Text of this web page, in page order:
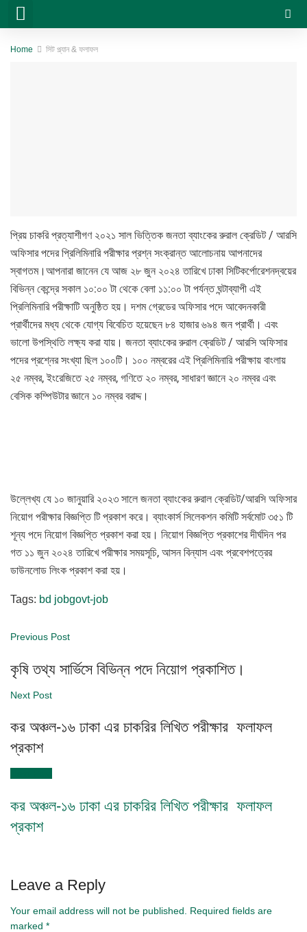
Home সিট প্ল্যান & ফলাফল
প্রিয় চাকরি প্রত্যাশীগণ ২০২১ সাল ভিত্তিক জনতা ব্যাংকের রুরাল ক্রেডিট / আরসি
অফিসার পদের প্রিলিমিনারি পরীক্ষার প্রশ্ন সংক্রান্ত আলোচনায় আপনাদের
স্বাগতম।আপনারা জানেন যে আজ ২৮ জুন ২০২৪ তারিখে ঢাকা সিটিকর্পোরেশনদ্বয়ের
বিভিন্ন কেন্দ্রে সকাল ১০:০০ টা থেকে বেলা ১১:০০ টা পর্যন্ত ঘন্টাব্যাপী এই
প্রিলিমিনারি পরীক্ষাটি অনুষ্ঠিত হয়। দশম গ্রেডের অফিসার পদে আবেদনকারী
প্রার্থীদের মধ্য থেকে যোগ্য বিবেচিত হয়েছেন ৮৪ হাজার ৬৯৪ জন প্রার্থী। এবং
ভালো উপস্থিতি লক্ষ্য করা যায়। জনতা ব্যাংকের রুরাল ক্রেডিট / আরসি অফিসার
পদের প্রশ্নের সংখ্যা ছিল ১০০টি। ১০০ নম্বরের এই প্রিলিমিনারি পরীক্ষায় বাংলায়
২৫ নম্বর, ইংরেজিতে ২৫ নম্বর, গণিতে ২০ নম্বর, সাধারণ জ্ঞানে ২০ নম্বর এবং
বেসিক কম্পিউটার জ্ঞানে ১০ নম্বর বরাদ্দ।
উল্লেখ্য যে ১০ জানুয়ারি ২০২৩ সালে জনতা ব্যাংকের রুরাল ক্রেডিট/আরসি অফিসার
নিয়োগ পরীক্ষার বিজ্ঞপ্তি টি প্রকাশ করে। ব্যাংকার্স সিলেকশন কমিটি সর্বমোট ৩৫১ টি
শূন্য পদে নিয়োগ বিজ্ঞপ্তি প্রকাশ করা হয়। নিয়োগ বিজ্ঞপ্তি প্রকাশের দীর্ঘদিন পর
গত ১১ জুন ২০২৪ তারিখে পরীক্ষার সময়সূচি, আসন বিন্যাস এবং প্রবেশপত্রের
ডাউনলোড লিংক প্রকাশ করা হয়।
Tags: bd jobgovt-job
Previous Post
কৃষি তথ্য সার্ভিসে বিভিন্ন পদে নিয়োগ প্রকাশিত।
Next Post
কর অঞ্চল-১৬ ঢাকা এর চাকরির লিখিত পরীক্ষার ফলাফল
প্রকাশ
কর অঞ্চল-১৬ ঢাকা এর চাকরির লিখিত পরীক্ষার ফলাফল
প্রকাশ
Leave a Reply
Your email address will not be published.
Required fields are
marked *